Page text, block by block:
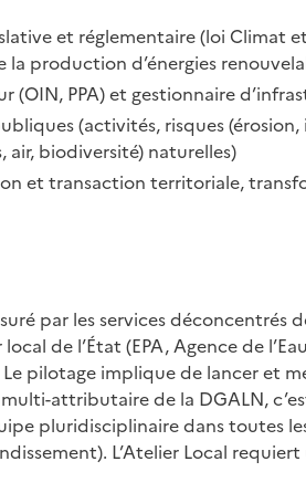
et réglementaire (loi Climat
production d’énergies
(OIN, PPA) et gestionnaire
(activités, risques
air, biodiversité) naturelles)
et transaction territoriale,
par les services déconcentrés
de l’État (EPA, Agence de
pilotage implique de lancer et
attributaire de la DGALN,
pluridisciplinaire dans toutes
L’Atelier Local